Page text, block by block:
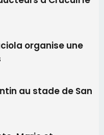
Marie et
du tournoi du
du
Exupery